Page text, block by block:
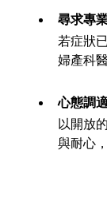
尋求專
若症狀
婦產科
心態調
以開放
與耐心